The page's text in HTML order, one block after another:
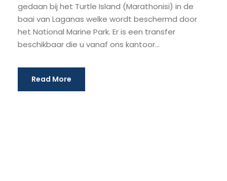
gedaan bij het Turtle Island (Marathonisi) in de
baai van Laganas welke wordt beschermd door
het National Marine Park. Er is een transfer
beschikbaar die u vanaf ons kantoor...
Read More